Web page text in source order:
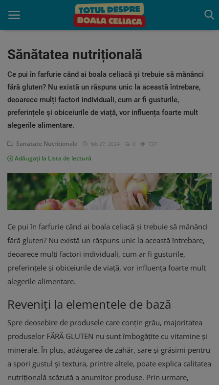
Acasă
Boala celiaca
Consultație
gratuită
Indrumare
Produse benefice
Sănătatea nutrițională
Ce pui în farfurie când ai boala celiacă și trebuie să mănânci
fără gluten? Nu există un răspuns unic la această întrebare,
deoarece mulți factori individuali, cum ar fi gusturile,
preferințele și obiceiurile de viață, vor influența foarte mult
alegerile alimentare.
Sanatate Nutritionala feb 27, 2024 0 737
Adăugați la Lista de lectură
Ce pui în farfurie când ai boala celiacă și trebuie să mănânci
fără gluten? Nu există un răspuns unic la această întrebare,
deoarece mulți factori individuali, cum ar fi gusturile,
preferințele și obiceiurile de viață, vor influența foarte mult
alegerile alimentare.
Reveniți la elementele de bază
Spre deosebire de produsele care conțin grâu, majoritatea
produselor FĂRĂ GLUTEN nu sunt îmbogățite cu vitamine și
minerale. În plus, adăugarea de zahăr, sare și grăsimi pentru
a spori gustul și textura, printre altele, poate explica calitatea
nutrițională scăzută a anumitor produse. Prin urmare,